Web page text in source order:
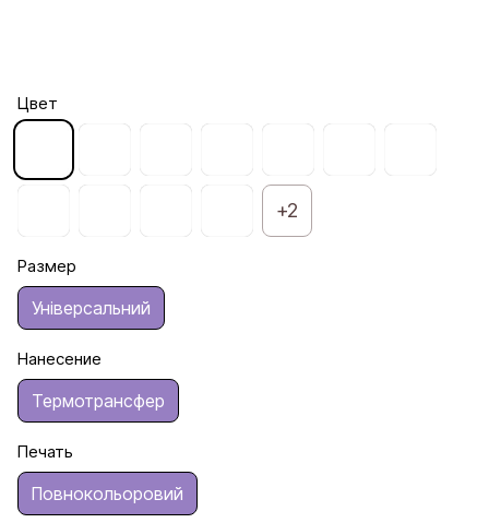
Цвет
+2
Размер
Універсальний
Нанесение
Термотрансфер
Печать
Повнокольоровий